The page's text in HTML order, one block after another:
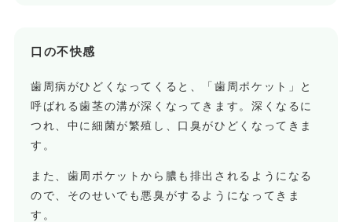
口の不快感
歯周病がひどくなってくると、「歯周ポケット」と
呼ばれる歯茎の溝が深くなってきます。深くなるに
つれ、中に細菌が繁殖し、口臭がひどくなってきま
す。
また、歯周ポケットから膿も排出されるようになる
ので、そのせいでも悪臭がするようになってきま
す。